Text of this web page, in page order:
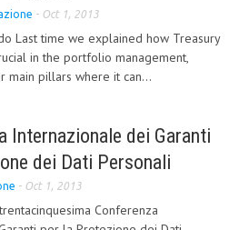
- Oct 1, 2013
Last time we explained how Treasury
in the portfolio management,
main pillars where it can...
Internazionale dei Garanti
dei Dati Personali
- Oct 1, 2013
Conferenza